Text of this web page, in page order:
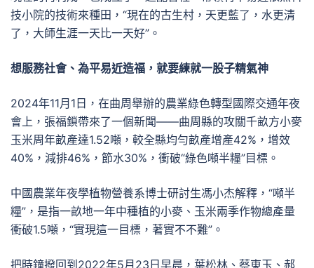
技小院的技術來種田，“現在的古生村，天更藍了，水更清
了，大師生涯一天比一天好”。
想服務社會、為平易近造福，就要練就一股子精氣神
2024年11月1日，在曲周舉辦的農業綠色轉型國際交通年夜
會上，張福鎖帶來了一個新聞——曲周縣的攻關千畝方小麥
玉米周年畝產達1.52噸，較全縣均勻畝產增產42%，增效
40%，減排46%，節水30%，衝破“綠色噸半糧”目標。
中國農業年夜學植物營養系博士研討生馮小杰解釋，“噸半
糧”，是指一畝地一年中種植的小麥、玉米兩季作物總產量
衝破1.5噸，“實現這一目標，著實不不難”。
把時鐘撥回到2022年5月23日早晨，葉松林、蔡東玉、郝